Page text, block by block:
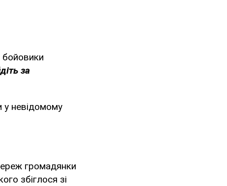
за
у невідомому
громадянки
збіглося зі